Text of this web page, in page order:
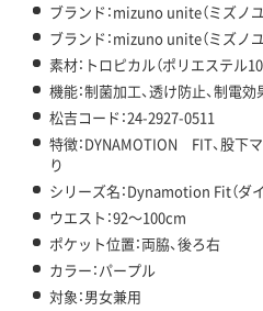
ブランド：mizuno unite（ミズノ
ブランド：mizuno unite（ミズノ
素材：トロピカル（ポリエステル
機能：制菌加工、透け防止、制電効
松吉コード：24-2927-0511
特徴：DYNAMOTION FIT、股下
り
シリーズ名：Dynamotion Fit（ダ
ウエスト：92～100cm
ポケット位置：両脇、後ろ右
カラー：パープル
対象：男女兼用